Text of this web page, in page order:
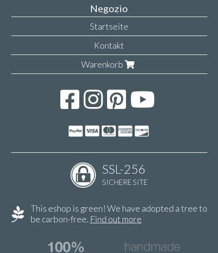
Negozio
Startseite
Kontakt
Warenkorb
SSL-256
SICHERE SITE
This eshop is green! We have adopted a tree to
be carbon-free. Find out more